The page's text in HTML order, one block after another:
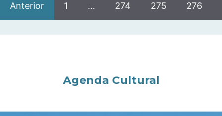
Anterior 1 … 274 275 276
Agenda Cultural